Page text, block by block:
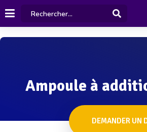
Ampoule à
DEMANDER UN